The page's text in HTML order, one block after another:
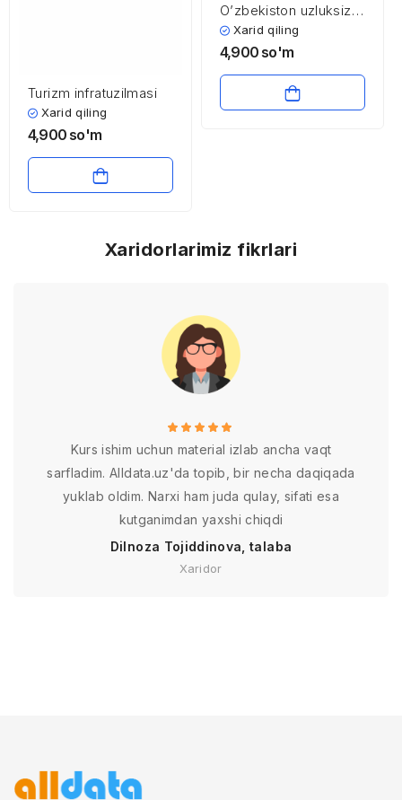
Turizm infratuzilmasi
Xarid qiling
4,900 so'm
O’zbekiston uzluksiz
ta’lim tizimi istiqbollari
Xarid qiling
4,900 so'm
Xaridorlarimiz fikrlari
Kurs ishim uchun material izlab ancha vaqt
sarfladim. Alldata.uz'da topib, bir necha daqiqada
yuklab oldim. Narxi ham juda qulay, sifati esa
kutganimdan yaxshi chiqdi
Dilnoza Tojiddinova, talaba
Xaridor